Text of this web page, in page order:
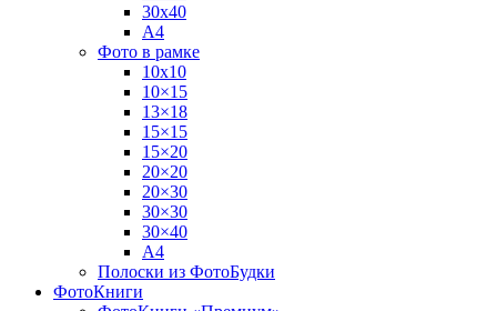
30х40
А4
Фото в рамке
10х10
10×15
13×18
15×15
15×20
20×20
20×30
30×30
30×40
A4
Полоски из ФотоБудки
ФотоКниги